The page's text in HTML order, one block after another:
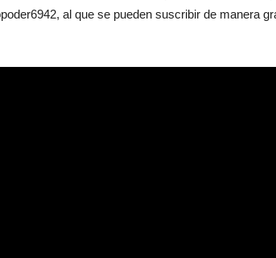
al que se pueden suscribir de manera